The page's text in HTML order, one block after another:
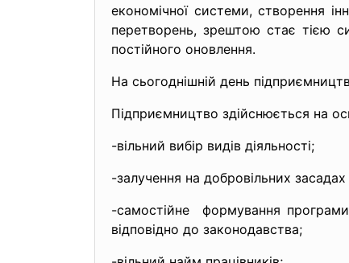
економічної системи, створення
перетворень, зрештою стає тією
постійного оновлення.
На сьогоднішній день
Підприємництво здійснюється на
-вільний вибір видів діяльності;
-залучення на добровільних
-самостійне формування програми
відповідно до законодавства;